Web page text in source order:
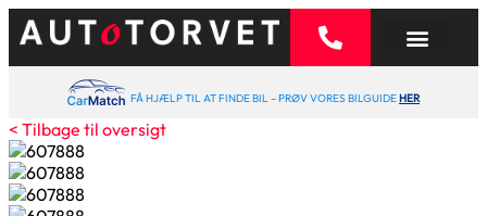
FÅ HJÆLP TIL AT FINDE BIL – PRØV VORES BILGUIDEHER
< Tilbage til oversigt